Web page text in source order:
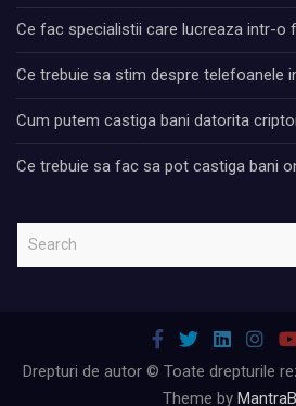
Ce fac specialistii care lucreaza intr-o
Ce trebuie sa stim despre telefoanele
Cum putem castiga bani datorita
Ce trebuie sa fac sa pot castiga bani
hDrepturi de autor © Toate drepturile
Theme by